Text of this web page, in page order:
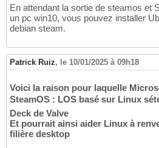
En attendant la sortie de steamos et
un pc win10, vous pouvez installer
debian steam.
Patrick Ruiz, le 10/01/2025 à 09h18
Voici la raison pour laquelle
SteamOS : LOS basé sur Linux
Deck de Valve
Et pourrait ainsi aider Linux à
filière desktop